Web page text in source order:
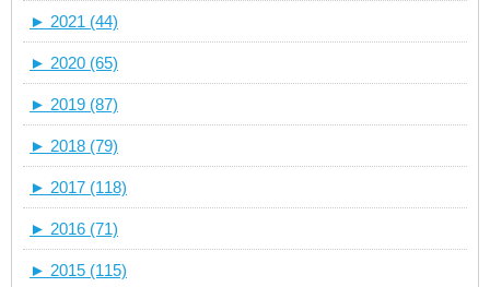
► 2021 (44)
► 2020 (65)
► 2019 (87)
► 2018 (79)
► 2017 (118)
► 2016 (71)
► 2015 (115)